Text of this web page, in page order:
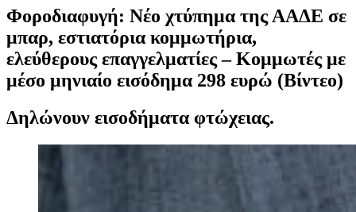
Φοροδιαφυγή: Νέο χτύπημα της ΑΑΔΕ σε
μπαρ, εστιατόρια κομμωτήρια,
ελεύθερους επαγγελματίες – Κομμωτές με
μέσο μηνιαίο εισόδημα 298 ευρώ (Βίντεο)
Δηλώνουν εισοδήματα φτώχειας.